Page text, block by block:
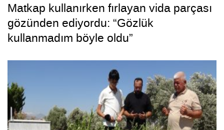
Matkap kullanırken fırlayan vida parçası
gözünden ediyordu: “Gözlük
kullanmadım böyle oldu”